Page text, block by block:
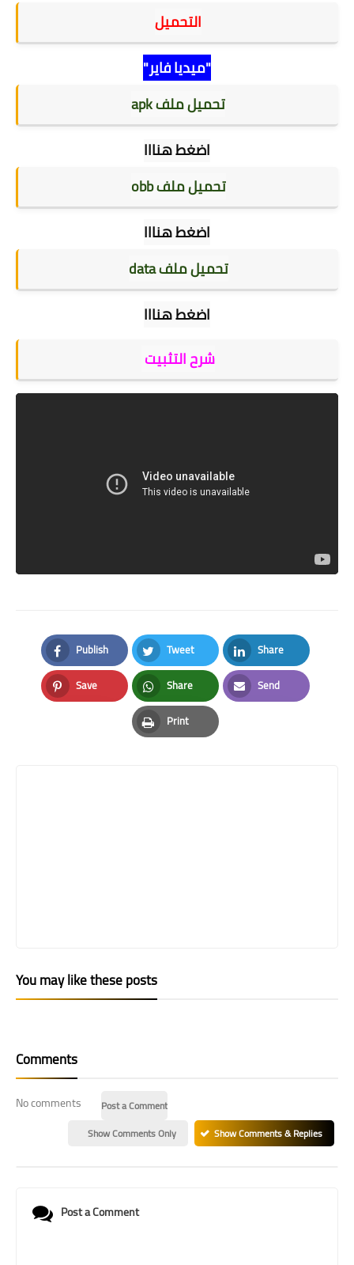
التحميل
"ميديا فاير"
تحميل ملف apk
اضغط هنااا
تحميل ملف obb
اضغط هنااا
تحميل ملف data
اضغط هنااا
شرح التثبيت
Publish
Facebook
Tweet
Twitter
Share
LinkedIn
Save
Pinterest
Share
Whatsapp
Send
Email
Print
Print
You may like these posts
Comments
No comments
Post a Comment
Show Comments Only
Show Comments & Replies
Post a Comment